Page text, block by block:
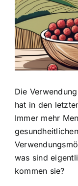
Bild
Die
hat in den
Immer mehr
was sind
kommen sie?